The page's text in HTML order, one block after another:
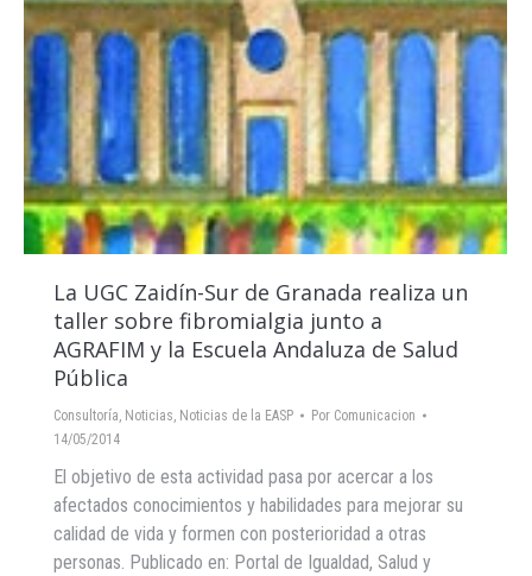
La UGC Zaidín-Sur de Granada realiza un
taller sobre fibromialgia junto a
AGRAFIM y la Escuela Andaluza de Salud
Pública
Consultoría, Noticias, Noticias de la EASP Por Comunicacion
14/05/2014
El objetivo de esta actividad pasa por acercar a los
afectados conocimientos y habilidades para mejorar su
calidad de vida y formen con posterioridad a otras
personas. Publicado en: Portal de Igualdad, Salud y